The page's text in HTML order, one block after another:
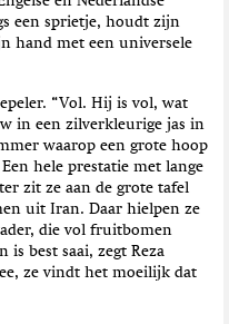
een sprietje, houdt zijn
hand met een universele
“Vol. Hij is vol, wat
in een zilverkleurige jas in
waarop een grote hoop
hele prestatie met lange
zit ze aan de grote tafel
uit Iran. Daar hielpen ze
die vol fruitbomen
best saai, zegt Reza
ze vindt het moeilijk dat